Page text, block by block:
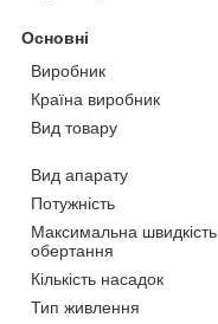
Основні
Виробник
Країна виробник
Вид товару
Вид апарату
Потужність
Максимальна швидкість
обертання
Кількість насадок
Тип живлення